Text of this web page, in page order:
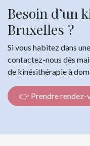
Besoin d’un
Bruxelles ?
Si vous habitez dans
contactez-nous dès
de kinésithérapie à
👉 Prendre rendez-